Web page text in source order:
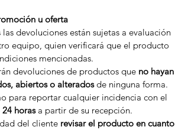
u oferta
las devoluciones están sujetas a evaluación
equipo, quien verificará que el producto
mencionadas.
devoluciones de productos que no hayan
abiertos o alteradosde ninguna forma.
para reportar cualquier incidencia con el
24 horasa partir de su recepción.
del cliente revisar el producto en cuanto